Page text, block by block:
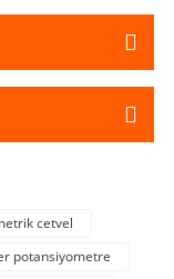
cetvel
potansiyometre